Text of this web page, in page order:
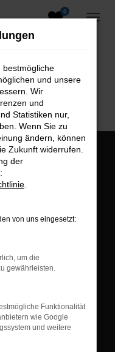
0
90 20
90 21
bestmögliche
und unsere
Wir
und
Statistiken nur,
Wenn Sie zu
ändern, können
Zukunft widerrufen.
der
von uns eingesetzt:
um die
gewährleisten.
Funktionalität
wie Google
und weitere